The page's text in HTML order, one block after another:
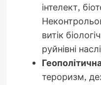
інтелект,
витік
руйнівні
тероризм,